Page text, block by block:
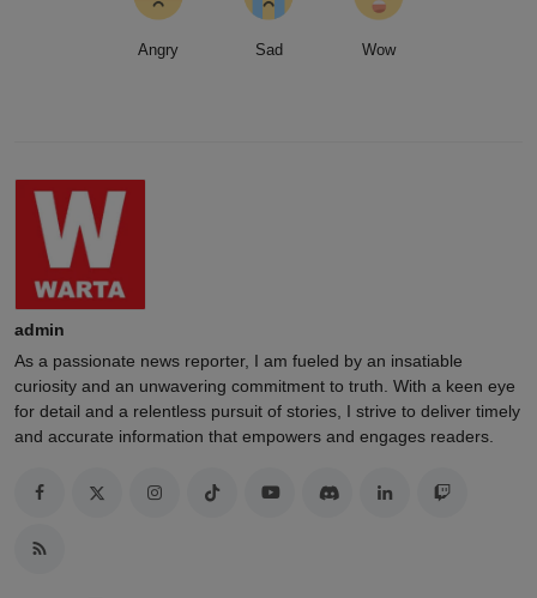
Angry Sad Wow
admin
As a passionate news reporter, I am fueled by an insatiable
curiosity and an unwavering commitment to truth. With a keen eye
for detail and a relentless pursuit of stories, I strive to deliver timely
and accurate information that empowers and engages readers.